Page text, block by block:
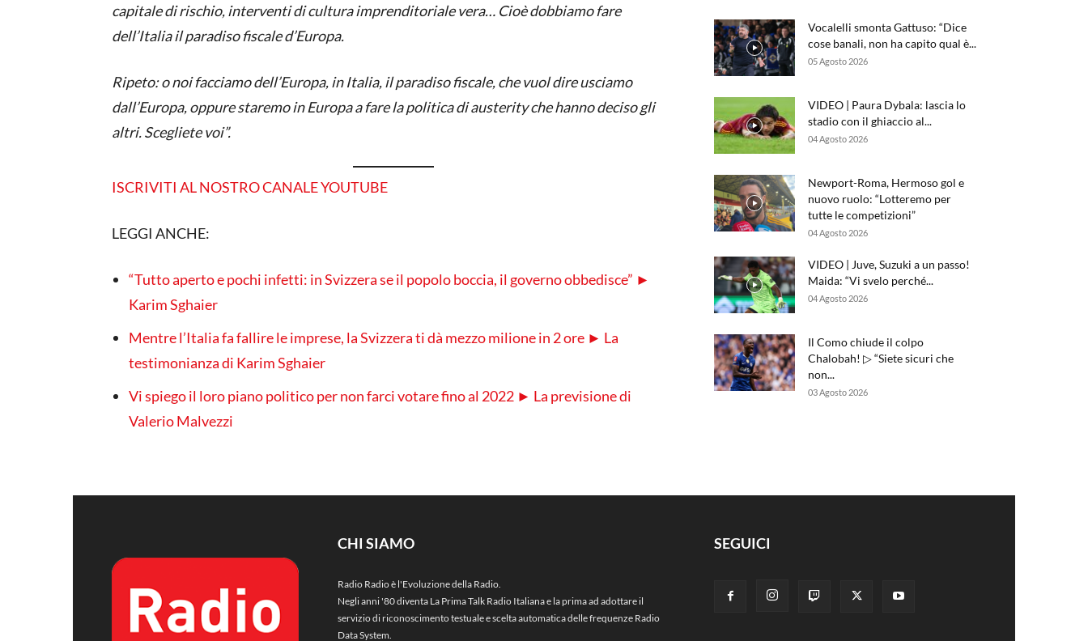
capitale di rischio, interventi di cultura imprenditoriale vera… Cioè dobbiamo fare
dell’Italia il paradiso fiscale d’Europa.
Ripeto: o noi facciamo dell’Europa, in Italia, il paradiso fiscale, che vuol dire usciamo
dall’Europa, oppure staremo in Europa a fare la politica di austerity che hanno deciso gli
altri. Scegliete voi”.
ISCRIVITI AL NOSTRO CANALE YOUTUBE
LEGGI ANCHE:
“Tutto aperto e pochi infetti: in Svizzera se il popolo boccia, il governo obbedisce” ►
Karim Sghaier
Mentre l’Italia fa fallire le imprese, la Svizzera ti dà mezzo milione in 2 ore ► La
testimonianza di Karim Sghaier
Vi spiego il loro piano politico per non farci votare fino al 2022 ► La previsione di
Valerio Malvezzi
Vocalelli smonta Gattuso: “Dice
cose banali, non ha capito qual è...
05 Agosto 2026
VIDEO | Paura Dybala: lascia lo
stadio con il ghiaccio al...
04 Agosto 2026
Newport-Roma, Hermoso gol e
nuovo ruolo: “Lotteremo per
tutte le competizioni”
04 Agosto 2026
VIDEO | Juve, Suzuki a un passo!
Maida: “Vi svelo perché...
04 Agosto 2026
Il Como chiude il colpo
Chalobah! ▷ “Siete sicuri che
non...
03 Agosto 2026
CHI SIAMO
Radio Radio è l'Evoluzione della Radio.
Negli anni '80 diventa La Prima Talk Radio Italiana e la prima ad adottare il
servizio di riconoscimento testuale e scelta automatica delle frequenze Radio
Data System.
SEGUICI